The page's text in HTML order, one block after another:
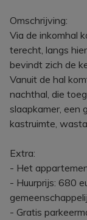
Omschrijving:
Via de inkomhal
terecht, langs
bevindt zich de
Vanuit de hal
nachthal, die
slaapkamer, een
kastruimte,
Extra:
- Het
- Huurprijs: 680
- Gratis